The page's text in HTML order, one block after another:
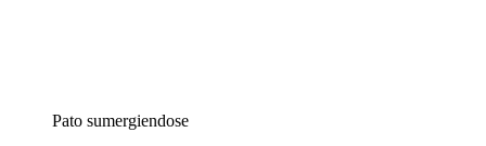
Pato sumergiendose